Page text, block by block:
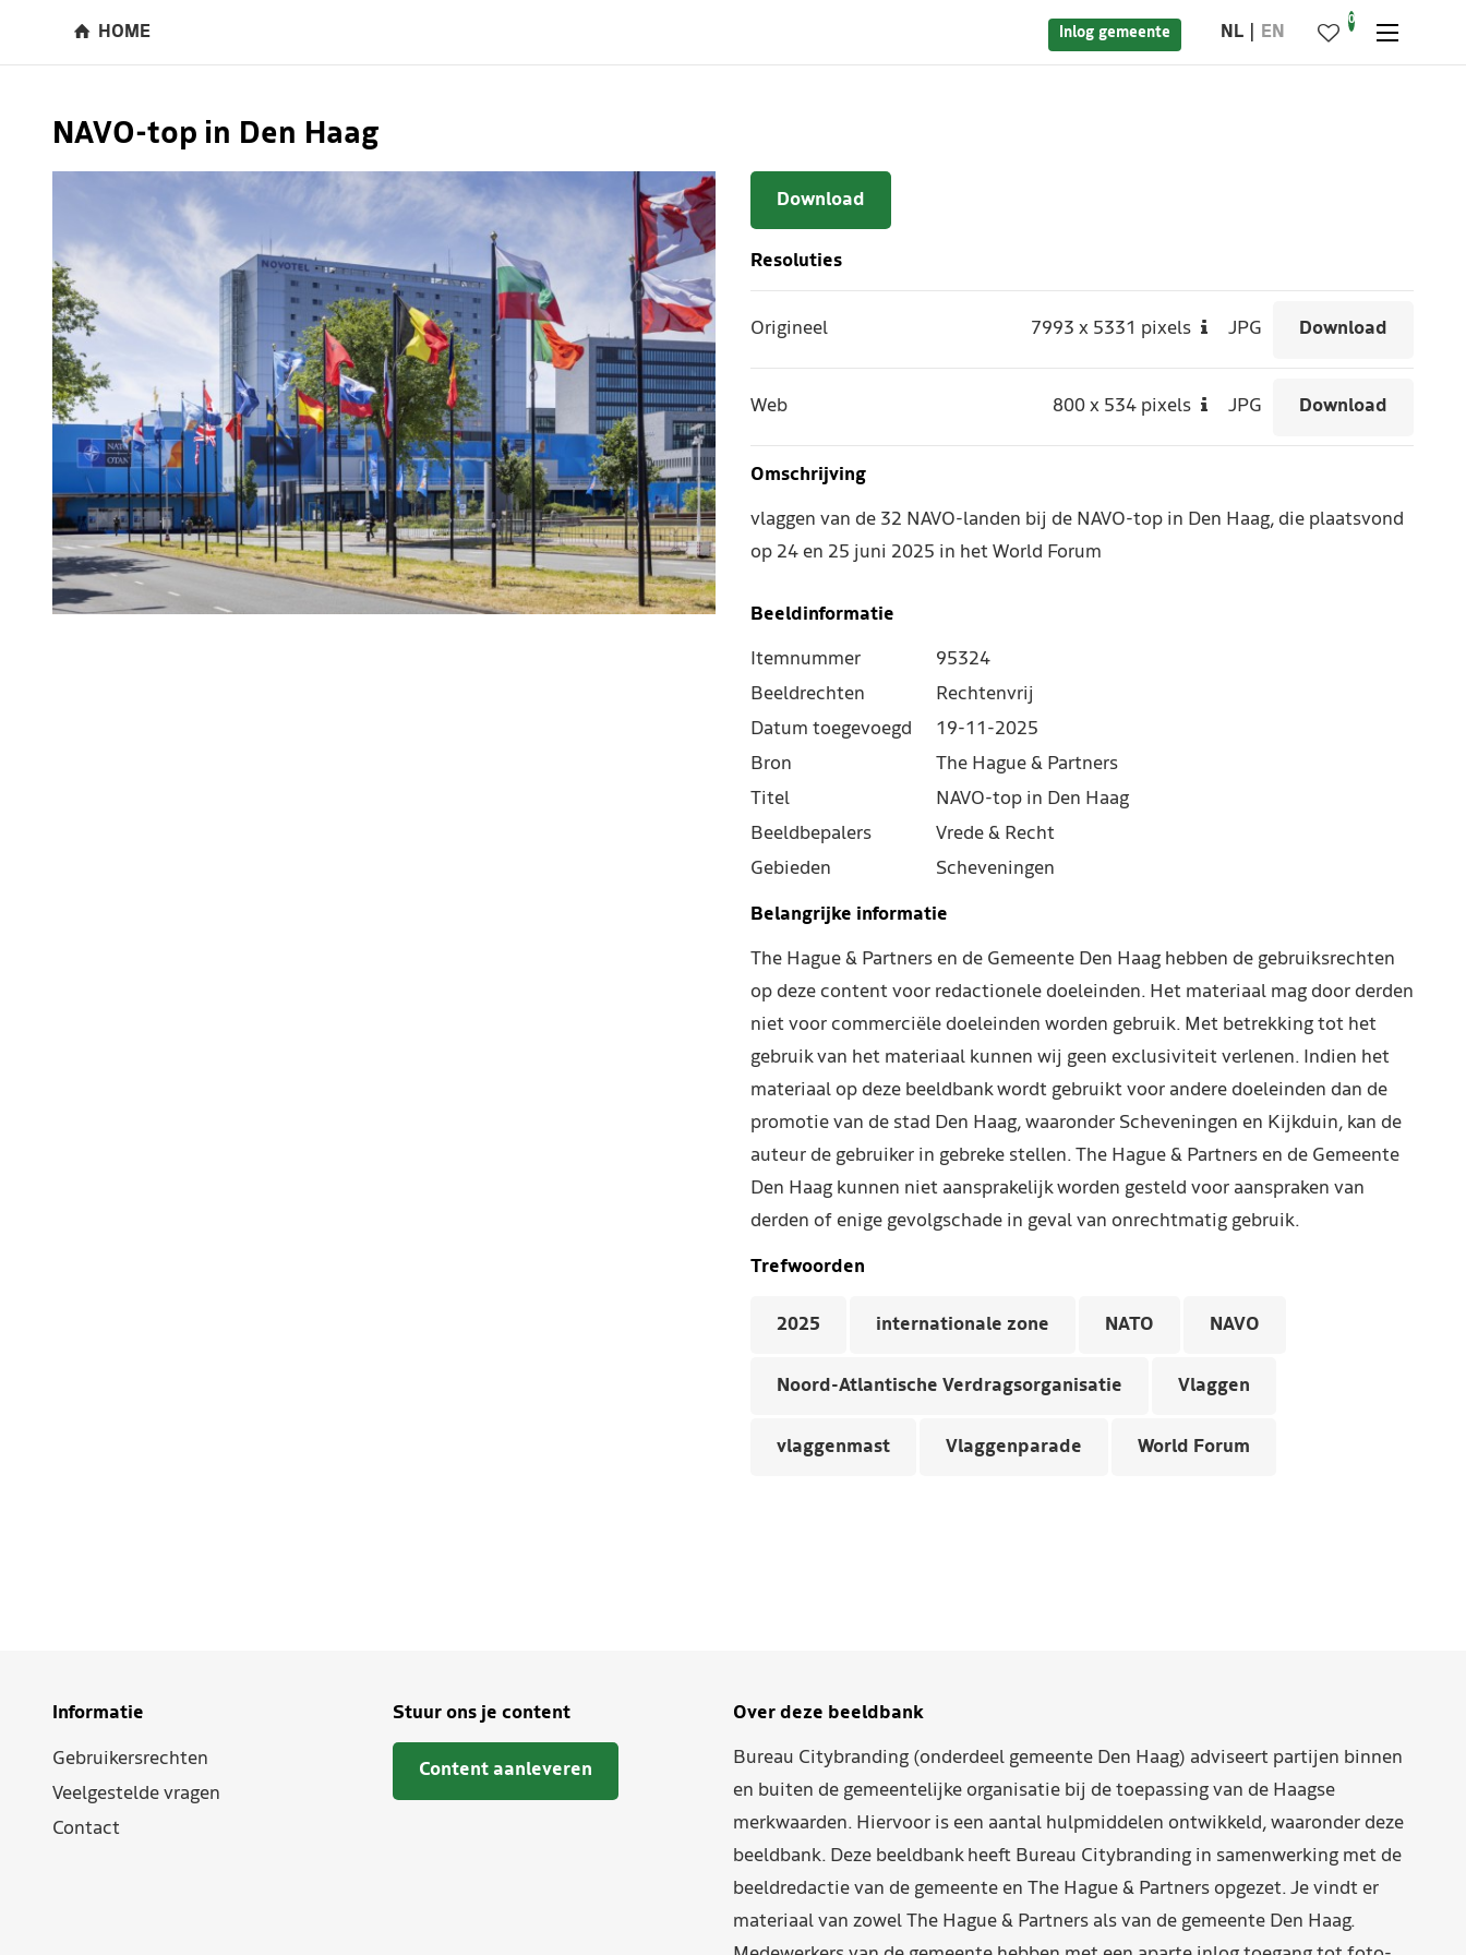
HOME Inlog gemeente NL EN
0
NAVO-top in Den Haag
Download
Resoluties
Origineel 7993x 5331 pixels JPG Download
Web 800x 534 pixels JPG Download
Omschrijving
vlaggen van de 32 NAVO-landen bij de NAVO-top in Den Haag, die plaatsvond
op 24 en 25 juni 2025 in het World Forum
Beeldinformatie
Itemnummer
95324
Beeldrechten
Rechtenvrij
Datum toegevoegd
19-11-2025
Bron
The Hague & Partners
Titel
NAVO-top in Den Haag
Beeldbepalers
Vrede & Recht
Gebieden
Scheveningen
Belangrijke informatie
The Hague & Partners en de Gemeente Den Haag hebben de gebruiksrechten
op deze content voor redactionele doeleinden. Het materiaal mag door derden
niet voor commerciële doeleinden worden gebruik. Met betrekking tot het
gebruik van het materiaal kunnen wij geen exclusiviteit verlenen. Indien het
materiaal op deze beeldbank wordt gebruikt voor andere doeleinden dan de
promotie van de stad Den Haag, waaronder Scheveningen en Kijkduin, kan de
auteur de gebruiker in gebreke stellen. The Hague & Partners en de Gemeente
Den Haag kunnen niet aansprakelijk worden gesteld voor aanspraken van
derden of enige gevolgschade in geval van onrechtmatig gebruik.
Trefwoorden
2025 internationale zone NATO NAVO
Noord-Atlantische Verdragsorganisatie Vlaggen
vlaggenmast Vlaggenparade World Forum
Informatie
Gebruikersrechten
Veelgestelde vragen
Contact
Stuur ons je content
Content aanleveren
Over deze beeldbank
Bureau Citybranding (onderdeel gemeente Den Haag) adviseert partijen binnen
en buiten de gemeentelijke organisatie bij de toepassing van de Haagse
merkwaarden. Hiervoor is een aantal hulpmiddelen ontwikkeld, waaronder deze
beeldbank. Deze beeldbank heeft Bureau Citybranding in samenwerking met de
beeldredactie van de gemeente en The Hague & Partners opgezet. Je vindt er
materiaal van zowel The Hague & Partners als van de gemeente Den Haag.